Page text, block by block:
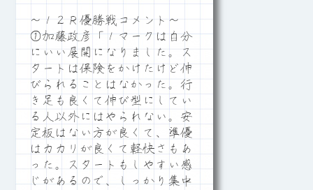
～１２Ｒ優勝戦コメント～
①加藤政彦「１マークは自分
にいい展開になりました。ス
タートは保険をかけたけど伸
びられることはなかった。行
き足も良くて伸び型にしてい
る人以外にはやられない。安
定板はない方が良くて、準優
はカカリが良くて軽快さもあ
った。スタートもしやすい感
じがあるので、しっかり集中